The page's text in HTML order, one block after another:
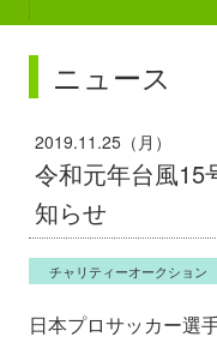
ニュース
2019.11.25（月）
令和元年台風
知らせ
チャリティーオークション
日本プロサッカー選